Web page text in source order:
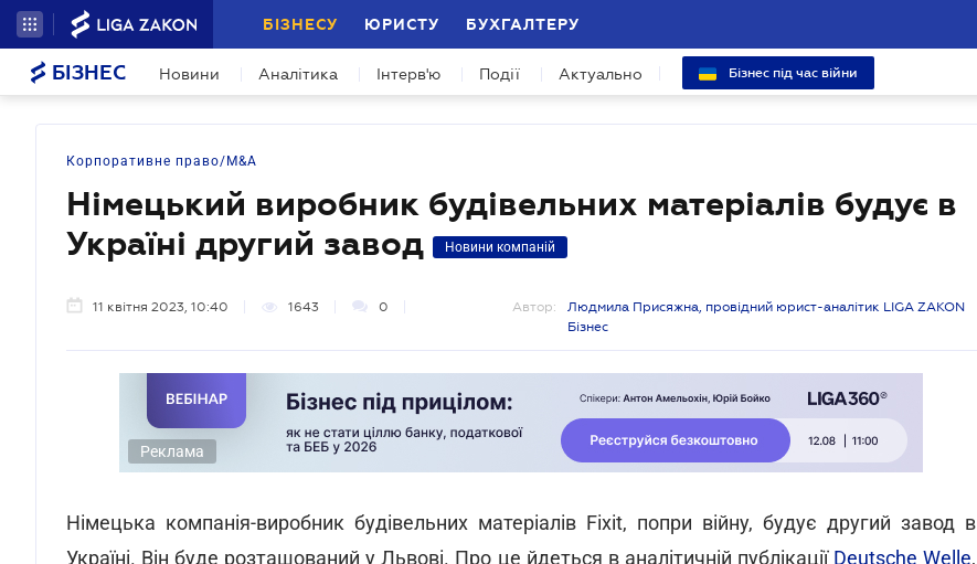
БІЗНЕСУ ЮРИСТУ БУХГАЛТЕРУ
БІЗНЕС Новини Аналітика Інтерв'ю Події Актуально Бізнес під час війни
Корпоративне право/M&A
Німецький виробник будівельних матеріалів будує в
Україні другий завод
Новини компаній
11 квітня 2023, 10:40 1643 0 Автор:
Людмила Присяжна, провідний юрист-аналітик LIGA ZAKON
Бізнес
Реклама
Німецька компанія-виробник будівельних матеріалів Fixit, попри війну, будує другий завод в
Україні. Він буде розташований у Львові. Про це йдеться в аналітичній публікації Deutsche Welle,